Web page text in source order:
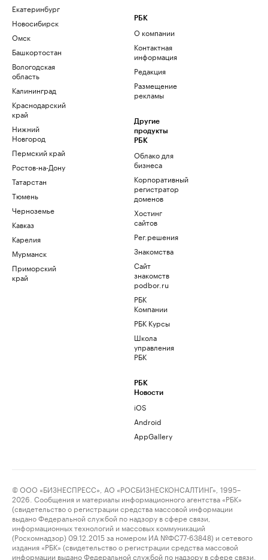
Екатеринбург
Новосибирск
Омск
Башкортостан
Вологодская
область
Калининград
Краснодарский
край
Нижний
Новгород
Пермский край
Ростов-на-Дону
Татарстан
Тюмень
Черноземье
Кавказ
Карелия
Мурманск
Приморский
край
РБК
О компании
Контактная
информация
Редакция
Размещение
рекламы
Другие
продукты
РБК
Облако для
бизнеса
Корпоративный
регистратор
доменов
Хостинг
сайтов
Рег.решения
Знакомства
Сайт
знакомств
podbor.ru
РБК
Компании
РБК Курсы
Школа
управления
РБК
РБК
Новости
iOS
Android
AppGallery
© ООО «БИЗНЕСПРЕСС», АО «РОСБИЗНЕСКОНСАЛТИНГ», 1995–
2026. Сообщения и материалы информационного агентства «РБК»
(свидетельство о регистрации средства массовой информации
выдано Федеральной службой по надзору в сфере связи,
информационных технологий и массовых коммуникаций
(Роскомнадзор) 09.12.2015 за номером ИА №ФС77-63848) и сетевого
издания «РБК» (свидетельство о регистрации средства массовой
информации выдано Федеральной службой по надзору в сфере связи,